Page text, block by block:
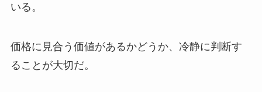
いる。
価格に見合う価値があるかどうか、冷静に判断す
ることが大切だ。